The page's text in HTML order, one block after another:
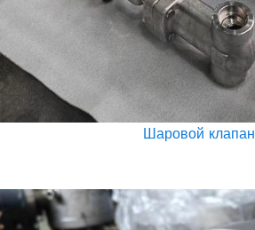
Шаровой клапан